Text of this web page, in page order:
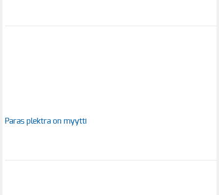
Paras plektra on myytti